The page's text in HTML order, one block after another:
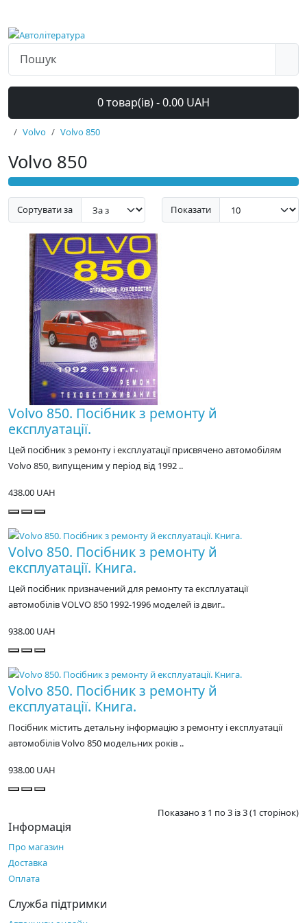
0 товар(ів) - 0.00 UAH
Volvo Volvo 850
Volvo 850
Сортувати за Показати
Volvo 850. Посібник з ремонту й
експлуатації.
Цей посібник з ремонту і експлуатації присвячено автомобілям
Volvo 850, випущеним у період від 1992 ..
438.00 UAH
Volvo 850. Посібник з ремонту й
експлуатації. Книга.
Цей посібник призначений для ремонту та експлуатації
автомобілів VOLVO 850 1992-1996 моделей із двиг..
938.00 UAH
Volvo 850. Посібник з ремонту й
експлуатації. Книга.
Посібник містить детальну інформацію з ремонту і експлуатації
автомобілів Volvo 850 модельних років ..
938.00 UAH
Показано з 1 по 3 із 3 (1 сторінок)
Інформація
Про магазин
Доставка
Оплата
Служба підтримки